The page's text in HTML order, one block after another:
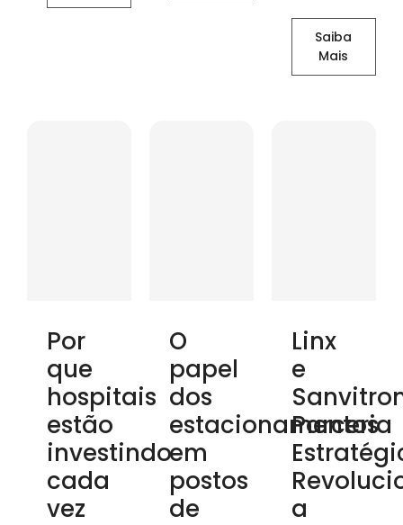
Saiba
Mais
Por
que
hospitais
estão
investindo
cada
vez
O
papel
dos
estacionamentos
em
postos
de
Linx
e
Parceria
a